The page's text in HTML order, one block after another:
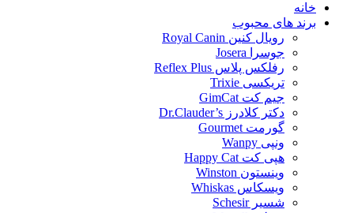
خانه
برند های محبوب
رویال کنین Royal Canin
جوسرا Josera
رفلکس پلاس Reflex Plus
تریکسی Trixie
جیم کت GimCat
دکتر کلادرز Dr.Clauder’s
گورمت Gourmet
ونپی Wanpy
هپی کت Happy Cat
وینستون Winston
ویسکاس Whiskas
شسیر Schesir